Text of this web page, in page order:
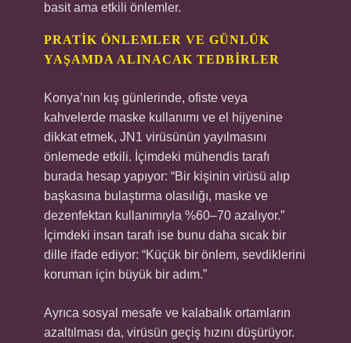
basit ama etkili önlemler.
PRATIK ÖNLEMLER VE GÜNLÜK
YAŞAMDA ALINACAK TEDBIRLER
Konya’nın kış günlerinde, ofiste veya
kahvelerde maske kullanımı ve el hijyenine
dikkat etmek, JN1 virüsünün yayılmasını
önlemede etkili. İçimdeki mühendis tarafı
burada hesap yapıyor: “Bir kişinin virüsü alıp
başkasına bulaştırma olasılığı, maske ve
dezenfektan kullanımıyla %60–70 azalıyor.”
İçimdeki insan tarafı ise bunu daha sıcak bir
dille ifade ediyor: “Küçük bir önlem, sevdiklerini
koruman için büyük bir adım.”
Ayrıca sosyal mesafe ve kalabalık ortamların
azaltılması da, virüsün geçiş hızını düşürüyor.